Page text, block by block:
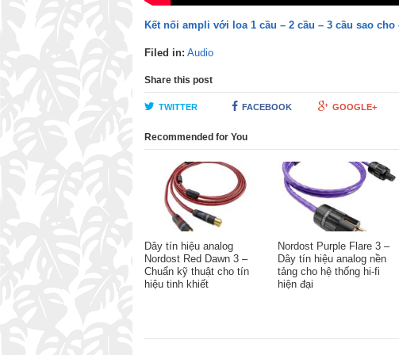
Kết nối ampli với loa 1 cầu – 2 cầu – 3 cầu sao
Filed in: Audio
Share this post
TWITTER FACEBOOK GOOGLE+
Recommended for You
Dây tín hiệu analog
Nordost Red Dawn 3 –
Chuẩn kỹ thuật cho tín
hiệu tinh khiết
Nordost Purple Flare 3 –
Dây tín hiệu analog nền
tảng cho hệ thống hi-fi
hiện đại